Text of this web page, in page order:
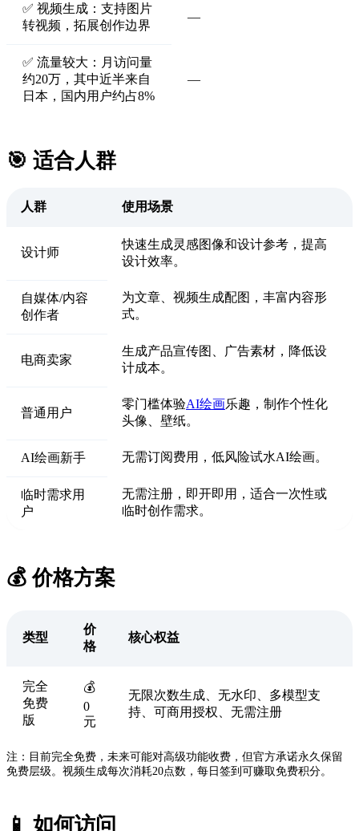
✅ 视频生成：支持图片
转视频，拓展创作边界
—
✅ 流量较大：月访问量
约20万，其中近半来自
日本，国内用户约占8%
—
🎯 适合人群
人群 使用场景
设计师
快速生成灵感图像和设计参考，提高
设计效率。
自媒体/内容
创作者
为文章、视频生成配图，丰富内容形
式。
电商卖家
生成产品宣传图、广告素材，降低设
计成本。
普通用户
零门槛体验AI绘画乐趣，制作个性化
头像、壁纸。
AI绘画新手 无需订阅费用，低风险试水AI绘画。
临时需求用
户
无需注册，即开即用，适合一次性或
临时创作需求。
💰 价格方案
类型
价
格
核心权益
完全
免费
版
💰
0
元
无限次数生成、无水印、多模型支
持、可商用授权、无需注册
注：目前完全免费，未来可能对高级功能收费，但官方承诺永久保留
免费层级。视频生成每次消耗20点数，每日签到可赚取免费积分。
📱 如何访问